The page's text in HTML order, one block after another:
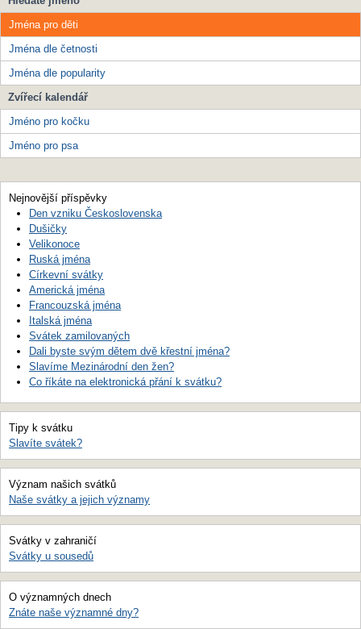
Jména pro děti
Jména dle četnosti
Jména dle popularity
Zvířecí kalendář
Jméno pro kočku
Jméno pro psa
Nejnovější příspěvky
Den vzniku Československa
Dušičky
Velikonoce
Ruská jména
Církevní svátky
Americká jména
Francouzská jména
Italská jména
Svátek zamilovaných
Dali byste svým dětem dvě křestní jména?
Slavíme Mezinárodní den žen?
Co říkáte na elektronická přání k svátku?
Tipy k svátku
Slavíte svátek?
Význam našich svátků
Naše svátky a jejich významy
Svátky v zahraničí
Svátky u sousedů
O významných dnech
Znáte naše významné dny?